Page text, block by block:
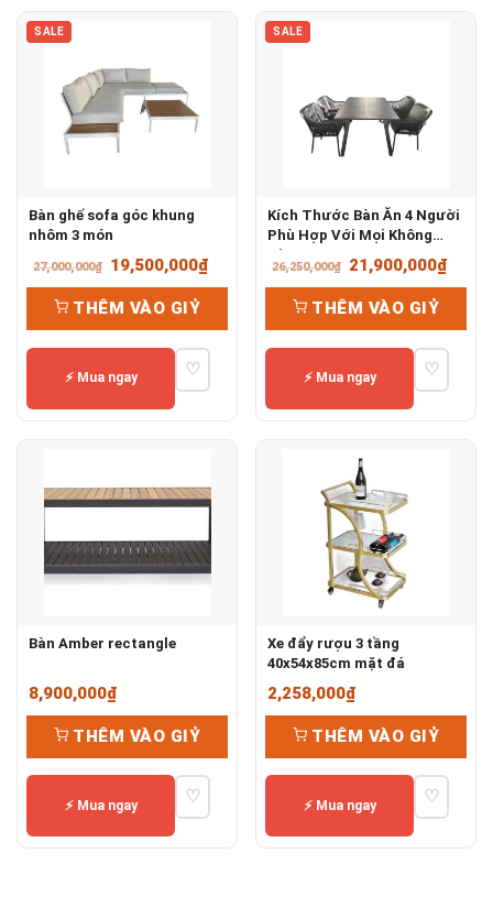
SALE
Bàn ghế sofa góc khung
nhôm 3 món
27,000,000₫
Giá
gốc
là:
27,000,000₫.
19,500,000₫Giá
hiện
19,500,000₫.
THÊM VÀO GIỶ
⚡ Mua ngay ♡
SALE
Kích Thước Bàn Ăn 4 Người
Phù Hợp Với Mọi Không
Gian
26,250,000₫
Giá
gốc
là:
26,250,000₫.
21,900,000₫Giá
hiện
THÊM VÀO GIỶ
⚡ Mua ngay ♡
Bàn Amber rectangle
8,900,000₫
THÊM VÀO GIỶ
⚡ Mua ngay ♡
Xe đẩy rượu 3 tầng
40x54x85cm mặt đá
2,258,000₫
THÊM VÀO GIỶ
⚡ Mua ngay ♡